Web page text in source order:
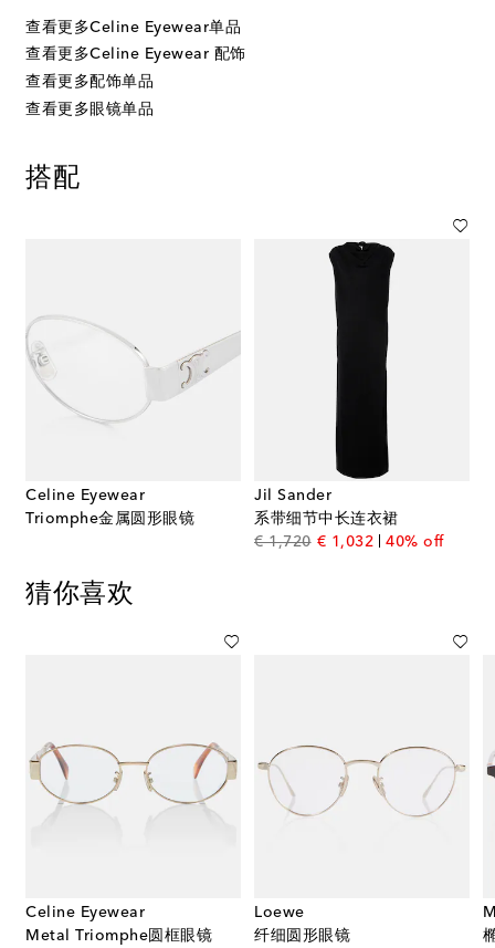
查看更多Celine Eyewear单品
查看更多Celine Eyewear 配饰
查看更多配饰单品
查看更多眼镜单品
搭配
Celine Eyewear
Triomphe金属圆形眼镜
Jil Sander
系带细节中长连衣裙
€ 1,720original price
€ 1,032discount price
40% off
猜你喜欢
Celine Eyewear
Metal Triomphe圆框眼镜
Loewe
纤细圆形眼镜